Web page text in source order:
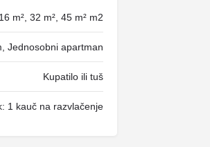
m², 32 m², 45 m² m2
Jednosobni apartman
Kupatilo ili tuš
1 kauč na razvlačenje